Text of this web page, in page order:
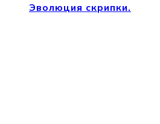
Эволюция скрипки.